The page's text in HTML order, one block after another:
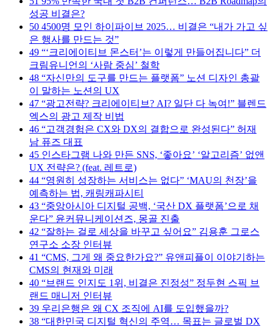
성공 비결은?
50 4500명 모인 하이파이브 2025… 비결은 “내가 가고 싶
은 행사를 만드는 것”
49 “‘크리에이티브 몬스터’는 이렇게 만들어집니다” 더
크림유니언의 ‘사람 중심’ 철학
48 “자신만의 도구를 만드는 플랫폼” 노션 디자인 총괄
이 말하는 노션의 UX
47 “광고전략? 크리에이티브? AI? 일단 다 녹여!” 블렌드
엑스의 광고 제작 비법
46 “고객경험은 CX와 DX의 결합으로 완성된다” 허재
남 퓨즈 대표
45 인스타그램 나와 만든 SNS, ‘좋아요’ ‘알고리즘’ 없앤
UX 전략은? (feat. 레트로)
44 “영원히 성장하는 서비스는 없다” ‘MAU의 천장’을
예측하는 법, 캐링캐파시티
43 “중앙아시아 디지털 공백, ‘국산 DX 플랫폼’으로 채
운다” 윤커뮤니케이션즈, 몽골 진출
42 “잘하는 걸로 세상을 바꾸고 싶어요” 김용훈 그로스
연구소 소장 인터뷰
41 “CMS, 그게 왜 중요한가요?” 유앤피플이 이야기하는
CMS의 현재와 미래
40 “브랜드 인지도 1위, 비결은 진정성” 정두현 스픽 브
랜드 매니저 인터뷰
39 우리은행은 왜 CX 조직에 AI를 도입했을까?
38 “대한민국 디지털 혁신의 주역… 목표는 글로벌 DX